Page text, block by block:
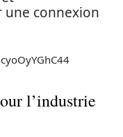
une connexion
l’industrie